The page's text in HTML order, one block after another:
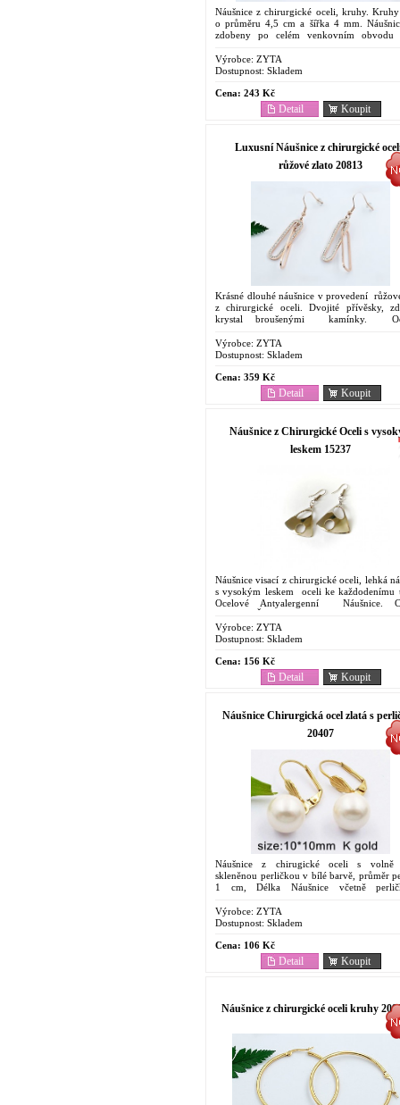
Náušnice z chirurgické oceli, kruhy.
o průměru 4,5 cm a šířka 4 mm.
zdobeny po celém venkovním obvodu
Výrobce: ZYTA
Dostupnost: Skladem
Cena: 243 Kč
Koupit
Detail
Luxusní Náušnice z chirurgické
růžové zlato 20813
Krásné dlouhé náušnice v provedení
z chirurgické oceli. Dvojité přívěsky,
krystal broušenými kamínky.
Výrobce: ZYTA
Dostupnost: Skladem
Cena: 359 Kč
Koupit
Detail
Náušnice z Chirurgické Oceli s
leskem 15237
Náušnice visací z chirurgické oceli, lehká
s vysokým leskem oceli ke
Ocelové Antyalergenní Náušnice.
Výrobce: ZYTA
Dostupnost: Skladem
Cena: 156 Kč
Koupit
Detail
Náušnice Chirurgická ocel zlatá s
20407
Náušnice z chirugické oceli s volně
skleněnou perličkou v bílé barvě, průměr
1 cm, Délka Náušnice včetně
dostupný...
Výrobce: ZYTA
Dostupnost: Skladem
Cena: 106 Kč
Koupit
Detail
Náušnice z chirurgické oceli kruhy